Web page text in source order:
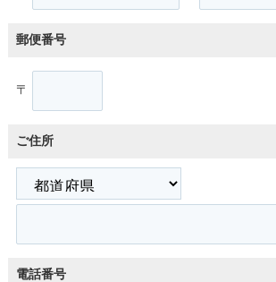
郵便番号
〒
ご住所
電話番号